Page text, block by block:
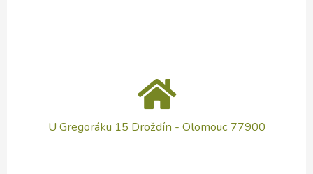
U Gregoráku 15 Droždín - Olomouc 77900